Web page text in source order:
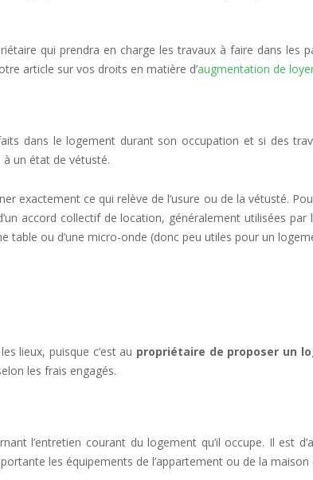
qui prendra en charge les travaux à faire dans les
article sur vos droits en matière d’augmentation de
dans le logement durant son occupation et si des
un état de vétusté.
exactement ce qui relève de l’usure ou de la vétusté.
accord collectif de location, généralement utilisées
table ou d’une micro-onde (donc peu utiles pour un
lieux, puisque c’est au propriétaire de proposer un
les frais engagés.
l’entretien courant du logement qu’il occupe. Il est
les équipements de l’appartement ou de la maison